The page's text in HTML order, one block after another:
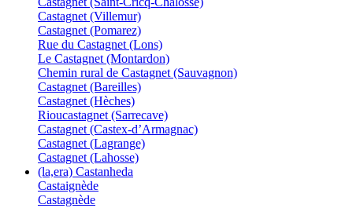
Castagnet (Villemur)
Castagnet (Pomarez)
Rue du Castagnet (Lons)
Le Castagnet (Montardon)
Chemin rural de Castagnet (Sauvagnon)
Castagnet (Bareilles)
Castagnet (Hèches)
Rioucastagnet (Sarrecave)
Castagnet (Castex-d’Armagnac)
Castagnet (Lagrange)
Castagnet (Lahosse)
(la,era) Castanheda
Castaignède
Castagnède